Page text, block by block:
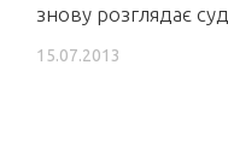
знову розглядає суд
15.07.2013